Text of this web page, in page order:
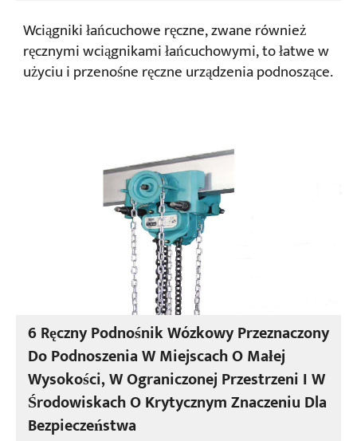
Wciągniki łańcuchowe ręczne, zwane również
ręcznymi wciągnikami łańcuchowymi, to łatwe w
użyciu i przenośne ręczne urządzenia podnoszące.
6 Ręczny Podnośnik Wózkowy Przeznaczony
Do Podnoszenia W Miejscach O Małej
Wysokości, W Ograniczonej Przestrzeni I W
Środowiskach O Krytycznym Znaczeniu Dla
Bezpieczeństwa